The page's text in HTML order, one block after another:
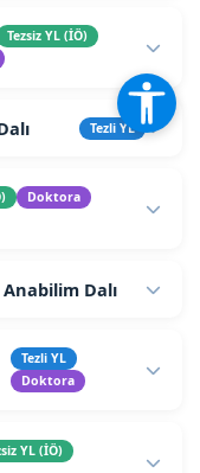
Tezsiz YL (İÖ)
Tezli YL
Doktora
Dalı
Tezli YL
Doktora
YL (İÖ)